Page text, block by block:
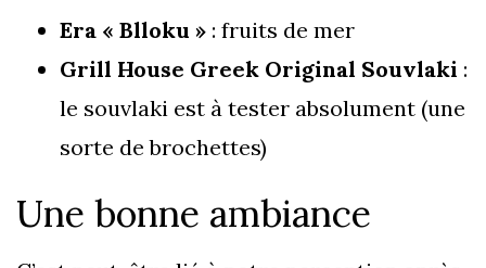
Era « Blloku » : fruits de mer
Grill House Greek Original Souvlaki :
le souvlaki est à tester absolument (une
sorte de brochettes)
Une bonne ambiance